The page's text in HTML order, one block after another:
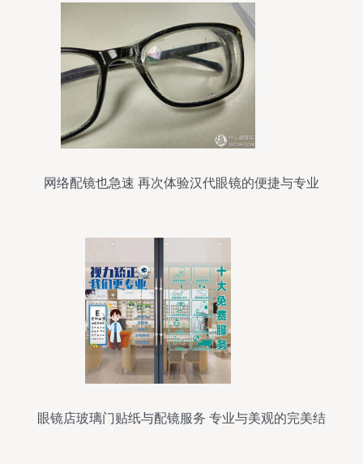
网络配镜也急速 再次体验汉代眼镜的便捷与专业
眼镜店玻璃门贴纸与配镜服务 专业与美观的完美结